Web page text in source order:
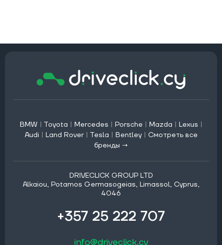
BMW | Toyota | Mercedes | Porsche | Mazda | Lexus |
Audi | Land Rover | Tesla | Bentley | Смотреть все
бренды →
DRIVECLICK GROUP LTD
Alkaiou, Potamos Germasogeias, Limassol, Cyprus,
4046
+357 25 222 707
info@driveclick.cy